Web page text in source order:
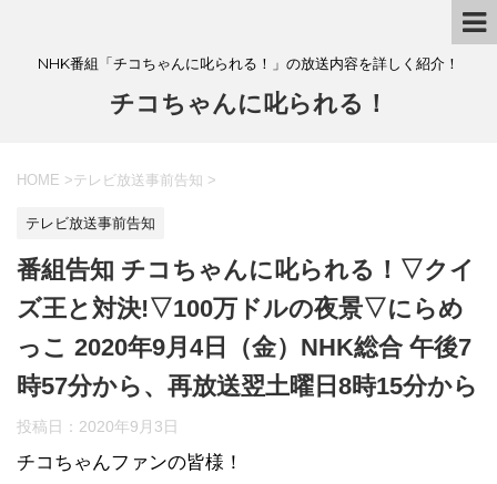
NHK番組「チコちゃんに叱られる！」の放送内容を詳しく紹介！
チコちゃんに叱られる！
HOME >テレビ放送事前告知 >
テレビ放送事前告知
番組告知 チコちゃんに叱られる！▽クイ
ズ王と対決!▽100万ドルの夜景▽にらめ
っこ 2020年9月4日（金）NHK総合 午後7
時57分から、再放送翌土曜日8時15分から
投稿日： 2020年9月3日
チコちゃんファンの皆様！